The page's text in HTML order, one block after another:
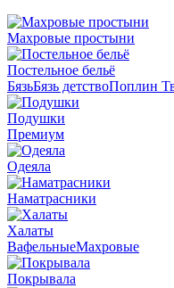
Махровые простыни
Постельное бельё
БязьБязь детствоПоплин
Подушки
Премиум
Одеяла
Наматрасники
Халаты
ВафельныеМахровые
Покрывала